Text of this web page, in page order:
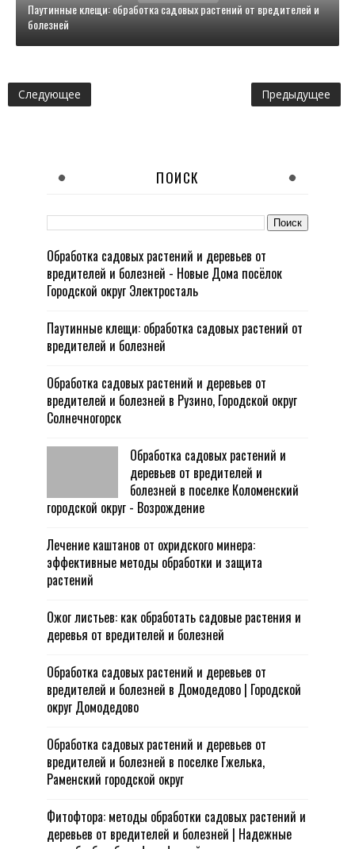
Паутинные клещи: обработка садовых растений от вредителей и
болезней
Следующее Предыдущее
ПОИСК
Обработка садовых растений и деревьев от
вредителей и болезней - Новые Дома посёлок
Городской округ Электросталь
Паутинные клещи: обработка садовых растений от
вредителей и болезней
Обработка садовых растений и деревьев от
вредителей и болезней в Рузино, Городской округ
Солнечногорск
Обработка садовых растений и
деревьев от вредителей и
болезней в поселке Коломенский
городской округ - Возрождение
Лечение каштанов от охридского минера:
эффективные методы обработки и защита
растений
Ожог листьев: как обработать садовые растения и
деревья от вредителей и болезней
Обработка садовых растений и деревьев от
вредителей и болезней в Домодедово | Городской
округ Домодедово
Обработка садовых растений и деревьев от
вредителей и болезней в поселке Гжелька,
Раменский городской округ
Фитофтора: методы обработки садовых растений и
деревьев от вредителей и болезней | Надежные